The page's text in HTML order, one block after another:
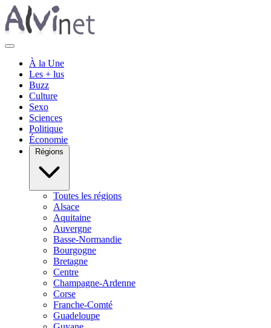
À la Une
Les + lus
Buzz
Culture
Sexo
Sciences
Politique
Économie
Régions
Toutes les régions
Alsace
Aquitaine
Auvergne
Basse-Normandie
Bourgogne
Bretagne
Centre
Champagne-Ardenne
Corse
Franche-Comté
Guadeloupe